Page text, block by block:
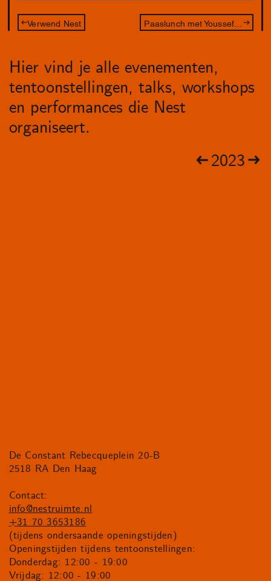
Verwend Nest
Hier vind je alle evenementen,
tentoonstellingen, talks, workshops
en performances die Nest
organiseert.
2023
De Constant Rebecqueplein 20-B
2518 RA Den Haag
Contact:
info@nestruimte.nl
+31 70 3653186
(tijdens ondersaande openingstijden)
Openingstijden tijdens tentoonstellingen:
Donderdag: 12:00 - 19:00
Vrijdag: 12:00 - 19:00